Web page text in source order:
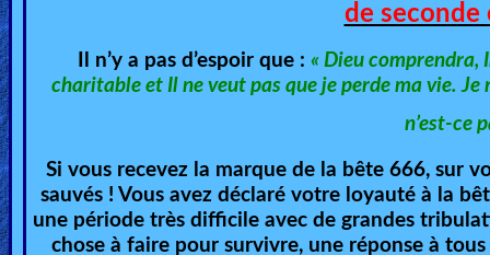
Movies
CBN
Videos
de seconde
Il n’y a pas d’espoir que : « Dieu comprendra,
charitable et Il ne veut pas que je perde ma vie. Je
n’est-ce
Si vous recevez la marque de la bête 666, sur
sauvés ! Vous avez déclaré votre loyauté à la
une période très difficile avec de grandes
chose à faire pour survivre, une réponse à